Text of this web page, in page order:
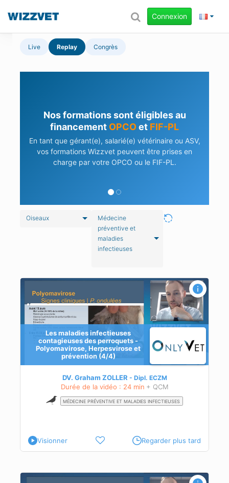
Connexion
Live Replay Congrès
Nos formations sont éligibles au
financement OPCOet FIF-PL
En tant que gérant(e), salarié(e) vétérinaire ou ASV,
vos formations Wizzvet peuvent être prises en
charge par votre OPCO ou le FIF-PL.
Oiseaux
Médecine
préventive et
maladies
infectieuses
Les maladies infectieuses
contagieuses des perroquets -
Polyomavirose, Herpesvirose et
prévention (4/4)
DV. Graham ZOLLER Dipl. ECZM
Durée de la vidéo : 24 min + QCM
MÉDECINE PRÉVENTIVE ET MALADIES INFECTIEUSES
Visionner Regarder plus tard